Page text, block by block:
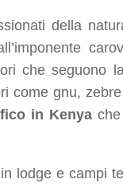
della
che seguono
come gnu,
in Kenya
lodge e campi